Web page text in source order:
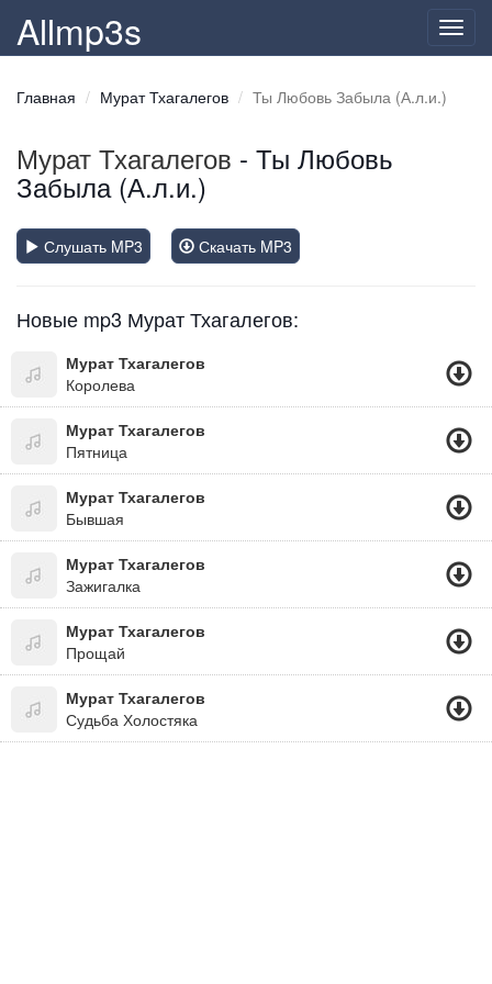
Allmp3s
Главная Мурат Тхагалегов Ты Любовь Забыла (А.л.и.)
Мурат Тхагалегов - Ты Любовь
Забыла (А.л.и.)
Слушать MP3 Скачать MP3
Новые mp3 Мурат Тхагалегов:
Мурат Тхагалегов
Королева
Мурат Тхагалегов
Пятница
Мурат Тхагалегов
Бывшая
Мурат Тхагалегов
Зажигалка
Мурат Тхагалегов
Прощай
Мурат Тхагалегов
Судьба Холостяка